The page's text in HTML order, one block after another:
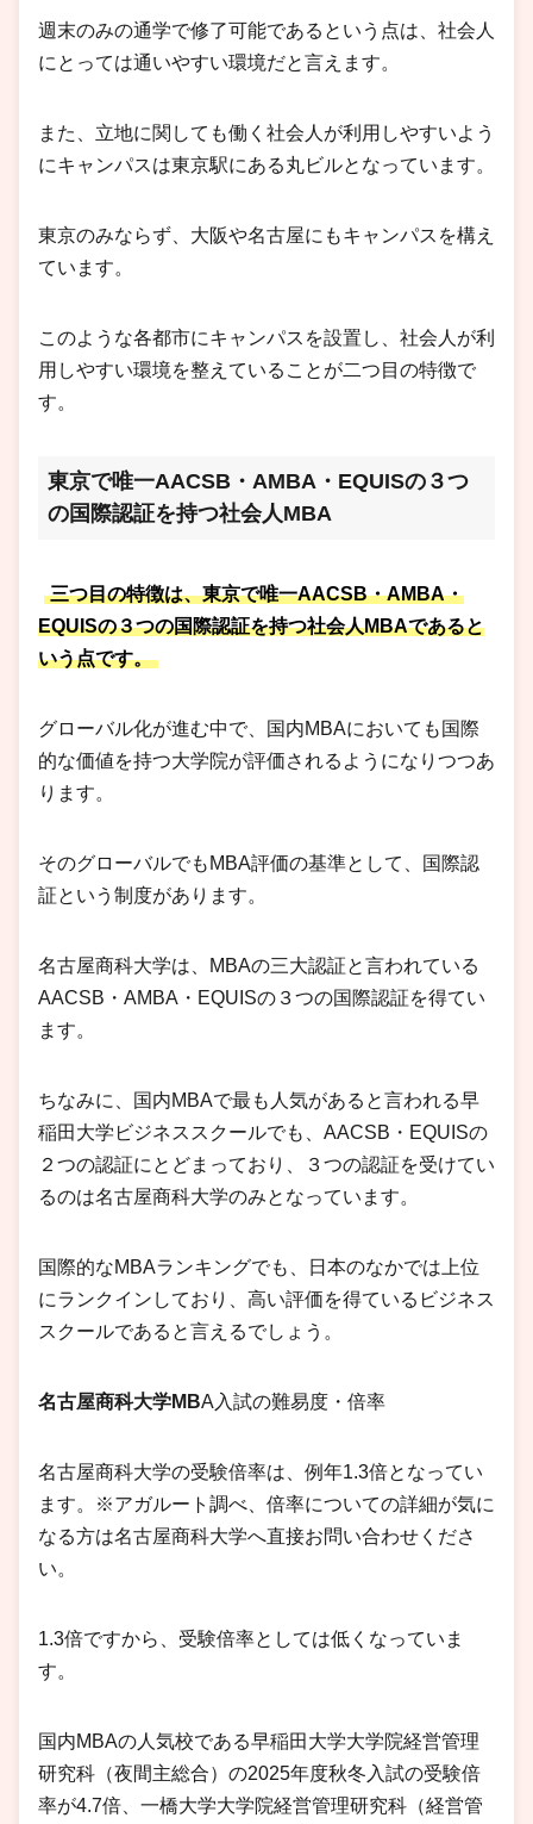
週末のみの通学で修了可能であるという点は、社会人
にとっては通いやすい環境だと言えます。
また、立地に関しても働く社会人が利用しやすいよう
にキャンパスは東京駅にある丸ビルとなっています。
東京のみならず、大阪や名古屋にもキャンパスを構え
ています。
このような各都市にキャンパスを設置し、社会人が利
用しやすい環境を整えていることが二つ目の特徴で
す。
東京で唯一AACSB・AMBA・EQUISの３つ
の国際認証を持つ社会人MBA
三つ目の特徴は、東京で唯一AACSB・AMBA・
EQUISの３つの国際認証を持つ社会人MBAであると
いう点です。
グローバル化が進む中で、国内MBAにおいても国際
的な価値を持つ大学院が評価されるようになりつつあ
ります。
そのグローバルでもMBA評価の基準として、国際認
証という制度があります。
名古屋商科大学は、MBAの三大認証と言われている
AACSB・AMBA・EQUISの３つの国際認証を得てい
ます。
ちなみに、国内MBAで最も人気があると言われる早
稲田大学ビジネススクールでも、AACSB・EQUISの
２つの認証にとどまっており、３つの認証を受けてい
るのは名古屋商科大学のみとなっています。
国際的なMBAランキングでも、日本のなかでは上位
にランクインしており、高い評価を得ているビジネス
スクールであると言えるでしょう。
名古屋商科大学MBA入試の難易度・倍率
名古屋商科大学の受験倍率は、例年1.3倍となってい
ます。※アガルート調べ、倍率についての詳細が気に
なる方は名古屋商科大学へ直接お問い合わせくださ
い。
1.3倍ですから、受験倍率としては低くなっていま
す。
国内MBAの人気校である早稲田大学大学院経営管理
研究科（夜間主総合）の2025年度秋冬入試の受験倍
率が4.7倍、一橋大学大学院経営管理研究科（経営管